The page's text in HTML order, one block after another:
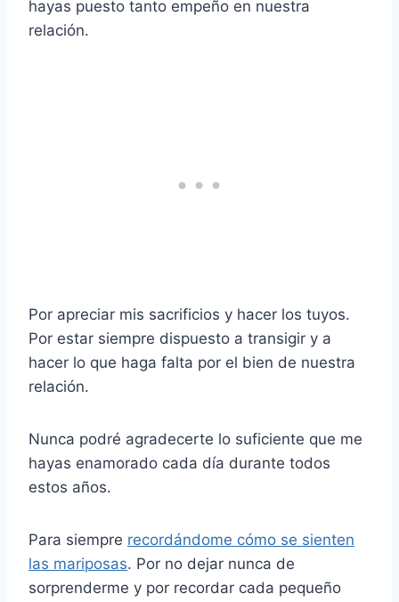
hayas puesto tanto empeño en nuestra
relación.
Por apreciar mis sacrificios y hacer los tuyos.
Por estar siempre dispuesto a transigir y a
hacer lo que haga falta por el bien de nuestra
relación.
Nunca podré agradecerte lo suficiente que me
hayas enamorado cada día durante todos
estos años.
Para siempre recordándome cómo se sienten
las mariposas. Por no dejar nunca de
sorprenderme y por recordar cada pequeño